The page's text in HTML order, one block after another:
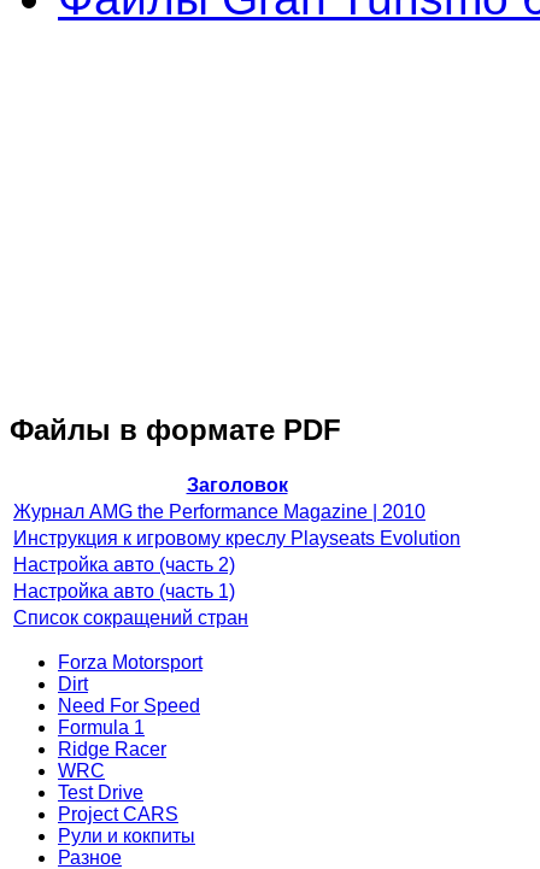
Файлы в формате PDF
Заголовок
Журнал AMG the Performance Magazine | 2010
Инструкция к игровому креслу Playseats Evolution
Настройка авто (часть 2)
Настройка авто (часть 1)
Список сокращений стран
Forza Motorsport
Dirt
Need For Speed
Formula 1
Ridge Racer
WRC
Test Drive
Project CARS
Рули и кокпиты
Разное